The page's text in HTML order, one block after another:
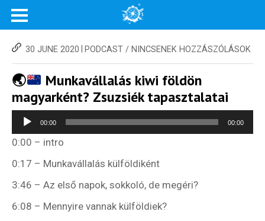
30 JUNE 2020 PODCAST / NINCSENEK HOZZÁSZÓLÁSOK
🌏
Munkavállalás kiwi földön
magyarként? Zsuzsiék tapasztalatai
Audio
Player
00:00 00:00
0:00 – intro
0:17 – Munkavállalás külföldiként
3:46 – Az első napok, sokkoló, de megéri?
6:08 – Mennyire vannak külföldiek?